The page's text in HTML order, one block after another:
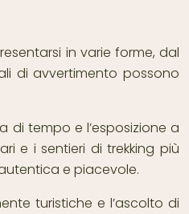
in varie forme, dal
di avvertimento possono
tempo e l’esposizione a
e i sentieri di trekking più
e piacevole.
turistiche e l’ascolto di